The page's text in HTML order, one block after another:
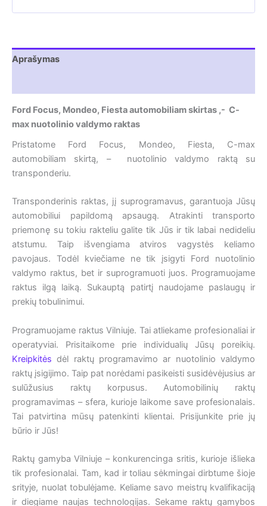
Aprašymas
Ford Focus, Mondeo, Fiesta automobiliam skirtas ,- C-
max nuotolinio valdymo raktas
Pristatome Ford Focus, Mondeo, Fiesta, C-max
automobiliam skirtą, – nuotolinio valdymo raktą su
transponderiu.
Transponderinis raktas, jį suprogramavus, garantuoja Jūsų
automobiliui papildomą apsaugą. Atrakinti transporto
priemonę su tokiu rakteliu galite tik Jūs ir tik labai nedideliu
atstumu. Taip išvengiama atviros vagystės keliamo
pavojaus. Todėl kviečiame ne tik įsigyti Ford nuotolinio
valdymo raktus, bet ir suprogramuoti juos. Programuojame
raktus ilgą laiką. Sukauptą patirtį naudojame paslaugų ir
prekių tobulinimui.
Programuojame raktus Vilniuje. Tai atliekame profesionaliai ir
operatyviai. Prisitaikome prie individualių Jūsų poreikių.
Kreipkitės dėl raktų programavimo ar nuotolinio valdymo
raktų įsigijimo. Taip pat norėdami pasikeisti susidėvėjusius ar
sulūžusius raktų korpusus. Automobilinių raktų
programavimas – sfera, kurioje laikome save profesionalais.
Tai patvirtina mūsų patenkinti klientai. Prisijunkite prie jų
būrio ir Jūs!
Raktų gamyba Vilniuje – konkurencinga sritis, kurioje išlieka
tik profesionalai. Tam, kad ir toliau sėkmingai dirbtume šioje
srityje, nuolat tobulėjame. Keliame savo meistrų kvalifikaciją
ir diegiame naujas technologijas. Sekame raktų gamybos